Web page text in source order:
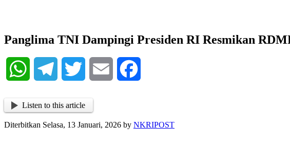
NKRIPOST
NKRIPOST – VOX POPULI PRO PATRIA
Panglima TNI Dampingi Presiden RI Resmikan
WhatsAppTelegram Twitter Email
Listen to this article
Diterbitkan Selasa, 13 Januari, 2026 by NKRIPOST